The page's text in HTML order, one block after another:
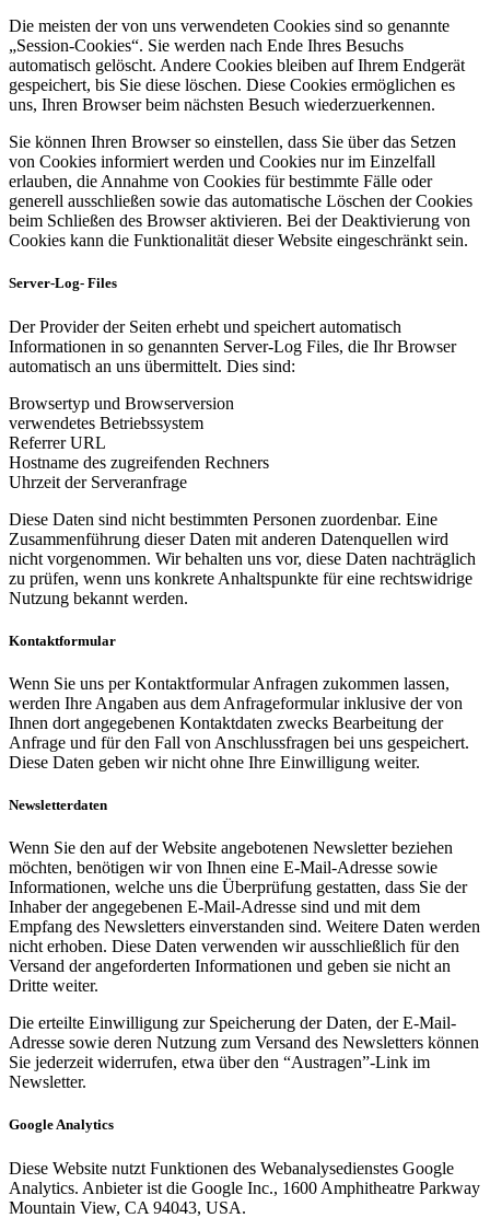
Die meisten der von uns verwendeten Cookies sind so genannte
„Session-Cookies“. Sie werden nach Ende Ihres Besuchs
automatisch gelöscht. Andere Cookies bleiben auf Ihrem Endgerät
gespeichert, bis Sie diese löschen. Diese Cookies ermöglichen es
uns, Ihren Browser beim nächsten Besuch wiederzuerkennen.
Sie können Ihren Browser so einstellen, dass Sie über das Setzen
von Cookies informiert werden und Cookies nur im Einzelfall
erlauben, die Annahme von Cookies für bestimmte Fälle oder
generell ausschließen sowie das automatische Löschen der Cookies
beim Schließen des Browser aktivieren. Bei der Deaktivierung von
Cookies kann die Funktionalität dieser Website eingeschränkt sein.
Server-Log- Files
Der Provider der Seiten erhebt und speichert automatisch
Informationen in so genannten Server-Log Files, die Ihr Browser
automatisch an uns übermittelt. Dies sind:
Browsertyp und Browserversion
verwendetes Betriebssystem
Referrer URL
Hostname des zugreifenden Rechners
Uhrzeit der Serveranfrage
Diese Daten sind nicht bestimmten Personen zuordenbar. Eine
Zusammenführung dieser Daten mit anderen Datenquellen wird
nicht vorgenommen. Wir behalten uns vor, diese Daten nachträglich
zu prüfen, wenn uns konkrete Anhaltspunkte für eine rechtswidrige
Nutzung bekannt werden.
Kontaktformular
Wenn Sie uns per Kontaktformular Anfragen zukommen lassen,
werden Ihre Angaben aus dem Anfrageformular inklusive der von
Ihnen dort angegebenen Kontaktdaten zwecks Bearbeitung der
Anfrage und für den Fall von Anschlussfragen bei uns gespeichert.
Diese Daten geben wir nicht ohne Ihre Einwilligung weiter.
Newsletterdaten
Wenn Sie den auf der Website angebotenen Newsletter beziehen
möchten, benötigen wir von Ihnen eine E-Mail-Adresse sowie
Informationen, welche uns die Überprüfung gestatten, dass Sie der
Inhaber der angegebenen E-Mail-Adresse sind und mit dem
Empfang des Newsletters einverstanden sind. Weitere Daten werden
nicht erhoben. Diese Daten verwenden wir ausschließlich für den
Versand der angeforderten Informationen und geben sie nicht an
Dritte weiter.
Die erteilte Einwilligung zur Speicherung der Daten, der E-Mail-
Adresse sowie deren Nutzung zum Versand des Newsletters können
Sie jederzeit widerrufen, etwa über den “Austragen”-Link im
Newsletter.
Google Analytics
Diese Website nutzt Funktionen des Webanalysedienstes Google
Analytics. Anbieter ist die Google Inc., 1600 Amphitheatre Parkway
Mountain View, CA 94043, USA.